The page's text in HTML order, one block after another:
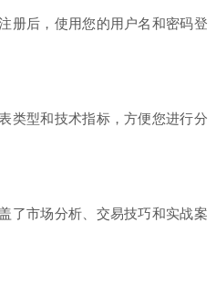
册后，使用您的用户名和密码登
类型和技术指标，方便您进行分
了市场分析、交易技巧和实战案